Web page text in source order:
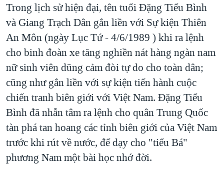
Trong lịch sử hiện đại, tên tuổi Đặng Tiểu Bình
và Giang Trạch Dân gắn liền với Sự kiện Thiên
An Môn (ngày Lục Tứ - 4/6/1989 ) khi ra lệnh
cho binh đoàn xe tăng nghiền nát hàng ngàn nam
nữ sinh viên dũng cảm đòi tự do cho toàn dân;
cũng như gắn liền với sự kiện tiến hành cuộc
chiến tranh biên giới với Việt Nam. Đặng Tiểu
Bình đã nhẫn tâm ra lệnh cho quân Trung Quốc
tàn phá tan hoang các tỉnh biên giới của Việt Nam
trước khi rút về nước, để dạy cho "tiểu Bá"
phương Nam một bài học nhớ đời.